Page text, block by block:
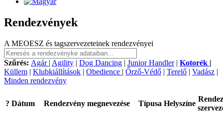
Rendezvények
A MEOESZ és tagszervezeteinek rendezvényei
Szűrés: Agár | Agility | Dog Dancing | Junior Handler| Kotorék |
Küllem | Klubkiállítások | Obedience | Őrző-Védő | Terelő | Vadász |
Minden rendezvény
? Dátum Rendezvény megnevezése Típusa Helyszíne